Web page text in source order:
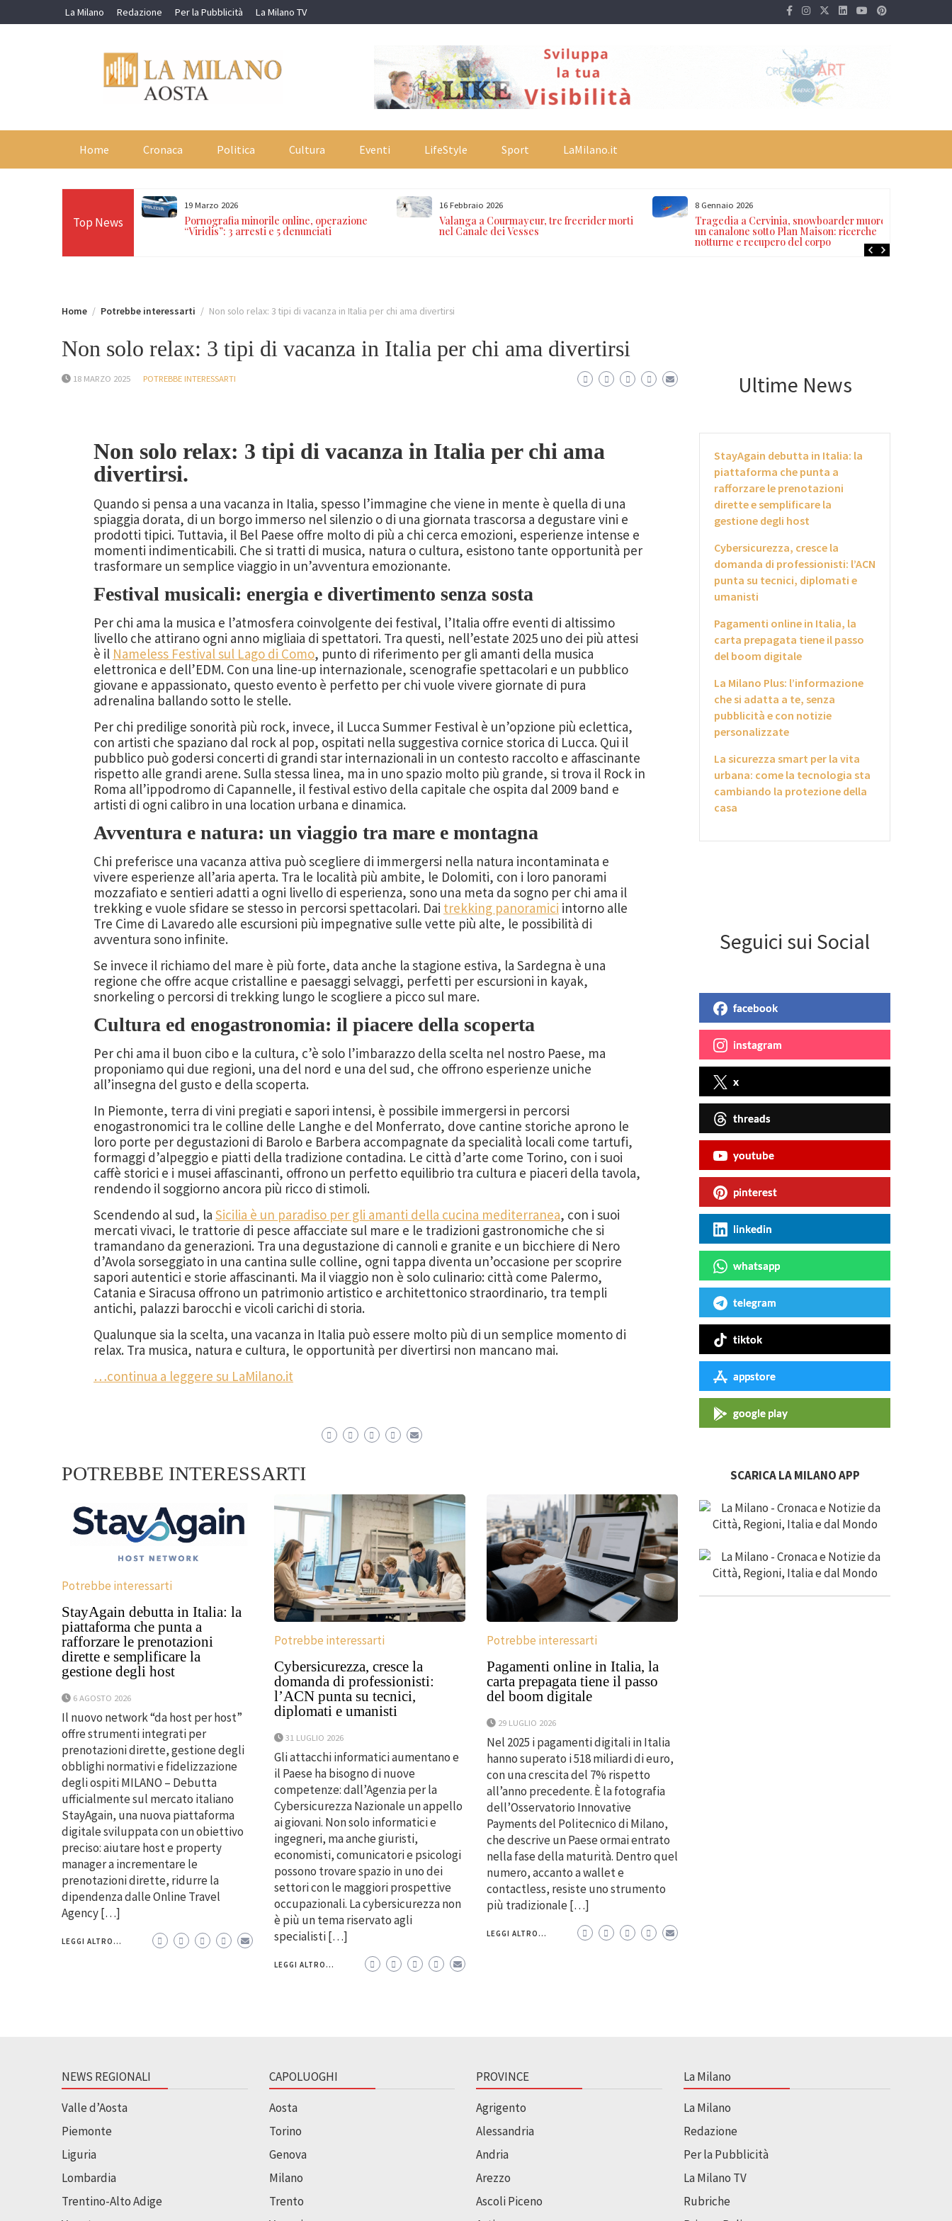
to
La Milano Redazione Per la Pubblicità La Milano TV
Home Cronaca Politica Cultura Eventi LifeStyle Sport LaMilano.it
Top News
in 24 ore sulle Alpi:
Paradiso, Cervino e
19 Marzo 2026
Pornografia minorile online, operazione
“Viridis”: 3 arresti e 5 denunciati
16 Febbraio 2026
Valanga a Courmayeur, tre freerider morti
nel Canale dei Vesses
8 Gennaio 2026
Tragedia a Cervinia, snowboarder muore in
un canalone sotto Plan Maison: ricerche
notturne e recupero del corpo
Home Potrebbe interessarti Non solo relax: 3 tipi di vacanza in Italia per chi ama divertirsi
Non solo relax: 3 tipi di vacanza in Italia per chi ama divertirsi
18 MARZO 2025 POTREBBE INTERESSARTI
Non solo relax: 3 tipi di vacanza in Italia per chi ama
divertirsi.
Quando si pensa a una vacanza in Italia, spesso l’immagine che viene in mente è quella di una
spiaggia dorata, di un borgo immerso nel silenzio o di una giornata trascorsa a degustare vini e
prodotti tipici. Tuttavia, il Bel Paese offre molto di più a chi cerca emozioni, esperienze intense e
momenti indimenticabili. Che si tratti di musica, natura o cultura, esistono tante opportunità per
trasformare un semplice viaggio in un’avventura emozionante.
Festival musicali: energia e divertimento senza sosta
Per chi ama la musica e l’atmosfera coinvolgente dei festival, l’Italia offre eventi di altissimo
livello che attirano ogni anno migliaia di spettatori. Tra questi, nell’estate 2025 uno dei più attesi
è il Nameless Festival sul Lago di Como, punto di riferimento per gli amanti della musica
elettronica e dell’EDM. Con una line-up internazionale, scenografie spettacolari e un pubblico
giovane e appassionato, questo evento è perfetto per chi vuole vivere giornate di pura
adrenalina ballando sotto le stelle.
Per chi predilige sonorità più rock, invece, il Lucca Summer Festival è un’opzione più eclettica,
con artisti che spaziano dal rock al pop, ospitati nella suggestiva cornice storica di Lucca. Qui il
pubblico può godersi concerti di grandi star internazionali in un contesto raccolto e affascinante
rispetto alle grandi arene. Sulla stessa linea, ma in uno spazio molto più grande, si trova il Rock in
Roma all’ippodromo di Capannelle, il festival estivo della capitale che ospita dal 2009 band e
artisti di ogni calibro in una location urbana e dinamica.
Avventura e natura: un viaggio tra mare e montagna
Chi preferisce una vacanza attiva può scegliere di immergersi nella natura incontaminata e
vivere esperienze all’aria aperta. Tra le località più ambite, le Dolomiti, con i loro panorami
mozzafiato e sentieri adatti a ogni livello di esperienza, sono una meta da sogno per chi ama il
trekking e vuole sfidare se stesso in percorsi spettacolari. Dai trekking panoramici intorno alle
Tre Cime di Lavaredo alle escursioni più impegnative sulle vette più alte, le possibilità di
avventura sono infinite.
Se invece il richiamo del mare è più forte, data anche la stagione estiva, la Sardegna è una
regione che offre acque cristalline e paesaggi selvaggi, perfetti per escursioni in kayak,
snorkeling o percorsi di trekking lungo le scogliere a picco sul mare.
Cultura ed enogastronomia: il piacere della scoperta
Per chi ama il buon cibo e la cultura, c’è solo l’imbarazzo della scelta nel nostro Paese, ma
proponiamo qui due regioni, una del nord e una del sud, che offrono esperienze uniche
all’insegna del gusto e della scoperta.
In Piemonte, terra di vini pregiati e sapori intensi, è possibile immergersi in percorsi
enogastronomici tra le colline delle Langhe e del Monferrato, dove cantine storiche aprono le
loro porte per degustazioni di Barolo e Barbera accompagnate da specialità locali come tartufi,
formaggi d’alpeggio e piatti della tradizione contadina. Le città d’arte come Torino, con i suoi
caffè storici e i musei affascinanti, offrono un perfetto equilibrio tra cultura e piaceri della tavola,
rendendo il soggiorno ancora più ricco di stimoli.
Scendendo al sud, la Sicilia è un paradiso per gli amanti della cucina mediterranea, con i suoi
mercati vivaci, le trattorie di pesce affacciate sul mare e le tradizioni gastronomiche che si
tramandano da generazioni. Tra una degustazione di cannoli e granite e un bicchiere di Nero
d’Avola sorseggiato in una cantina sulle colline, ogni tappa diventa un’occasione per scoprire
sapori autentici e storie affascinanti. Ma il viaggio non è solo culinario: città come Palermo,
Catania e Siracusa offrono un patrimonio artistico e architettonico straordinario, tra templi
antichi, palazzi barocchi e vicoli carichi di storia.
Qualunque sia la scelta, una vacanza in Italia può essere molto più di un semplice momento di
relax. Tra musica, natura e cultura, le opportunità per divertirsi non mancano mai.
…continua a leggere su LaMilano.it
POTREBBE INTERESSARTI
Potrebbe interessarti
StayAgain debutta in Italia: la
piattaforma che punta a
rafforzare le prenotazioni
dirette e semplificare la
gestione degli host
6 AGOSTO 2026
Il nuovo network “da host per host”
offre strumenti integrati per
prenotazioni dirette, gestione degli
obblighi normativi e fidelizzazione
degli ospiti MILANO – Debutta
ufficialmente sul mercato italiano
StayAgain, una nuova piattaforma
digitale sviluppata con un obiettivo
preciso: aiutare host e property
manager a incrementare le
prenotazioni dirette, ridurre la
dipendenza dalle Online Travel
Agency […]
LEGGI ALTRO...
Potrebbe interessarti
Cybersicurezza, cresce la
domanda di professionisti:
l’ACN punta su tecnici,
diplomati e umanisti
31 LUGLIO 2026
Gli attacchi informatici aumentano e
il Paese ha bisogno di nuove
competenze: dall’Agenzia per la
Cybersicurezza Nazionale un appello
ai giovani. Non solo informatici e
ingegneri, ma anche giuristi,
economisti, comunicatori e psicologi
possono trovare spazio in uno dei
settori con le maggiori prospettive
occupazionali. La cybersicurezza non
è più un tema riservato agli
specialisti […]
LEGGI ALTRO...
Potrebbe interessarti
Pagamenti online in Italia, la
carta prepagata tiene il passo
del boom digitale
29 LUGLIO 2026
Nel 2025 i pagamenti digitali in Italia
hanno superato i 518 miliardi di euro,
con una crescita del 7% rispetto
all’anno precedente. È la fotografia
dell’Osservatorio Innovative
Payments del Politecnico di Milano,
che descrive un Paese ormai entrato
nella fase della maturità. Dentro quel
numero, accanto a wallet e
contactless, resiste uno strumento
più tradizionale […]
LEGGI ALTRO...
Ultime News
StayAgain debutta in Italia: la
piattaforma che punta a
rafforzare le prenotazioni
dirette e semplificare la
gestione degli host
Cybersicurezza, cresce la
domanda di professionisti: l’ACN
punta su tecnici, diplomati e
umanisti
Pagamenti online in Italia, la
carta prepagata tiene il passo
del boom digitale
La Milano Plus: l’informazione
che si adatta a te, senza
pubblicità e con notizie
personalizzate
La sicurezza smart per la vita
urbana: come la tecnologia sta
cambiando la protezione della
casa
Seguici sui Social
facebook
instagram
x
threads
youtube
pinterest
linkedin
whatsapp
telegram
tiktok
appstore
google play
SCARICA LA MILANO APP
NEWS REGIONALI
Valle d’Aosta
Piemonte
Liguria
Lombardia
Trentino-Alto Adige
CAPOLUOGHI
Aosta
Torino
Genova
Milano
Trento
PROVINCE
Agrigento
Alessandria
Andria
Arezzo
Ascoli Piceno
La Milano
La Milano
Redazione
Per la Pubblicità
La Milano TV
Rubriche